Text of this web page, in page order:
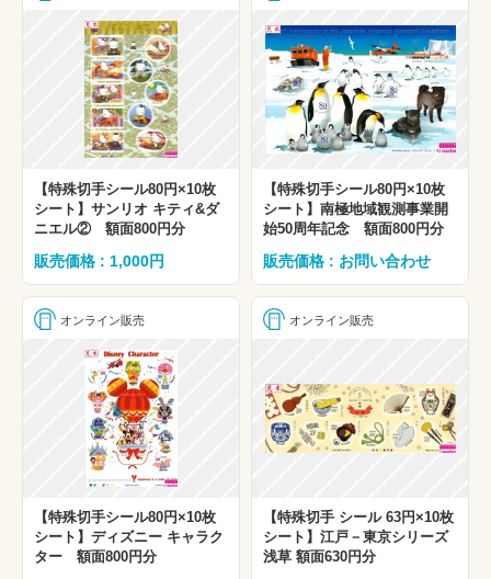
【特殊切手シール80円×10枚
シート】サンリオ キティ&ダ
ニエル② 額面800円分
販売価格 : 1,000円
【特殊切手シール80円×10枚
シート】南極地域観測事業開
始50周年記念 額面800円分
販売価格 : お問い合わせ
オンライン販売
【特殊切手シール80円×10枚
シート】ディズニー キャラク
ター 額面800円分
オンライン販売
【特殊切手 シール 63円×10枚
シート】江戸－東京シリーズ
浅草 額面630円分